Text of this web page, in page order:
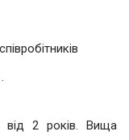
від 2 років. Вища